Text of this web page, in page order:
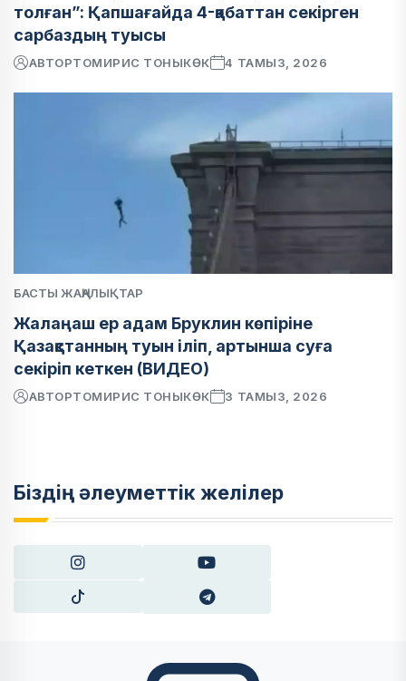
толған”: Қапшағайда 4-қабаттан секірген
сарбаздың туысы
АВТОРТОМИРИС ТОНЫКӨК 4 ТАМЫЗ, 2026
БАСТЫ ЖАҢАЛЫҚТАР
Жалаңаш ер адам Бруклин көпіріне
Қазақстанның туын іліп, артынша суға
секіріп кеткен (ВИДЕО)
АВТОРТОМИРИС ТОНЫКӨК 3 ТАМЫЗ, 2026
Біздің әлеуметтік желілер